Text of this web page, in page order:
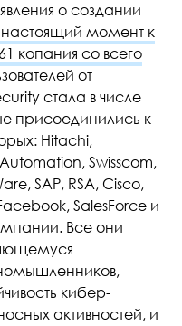
о создании
настоящий момент к
копания со всего
от
стала в числе
присоединились к
Hitachi,
Swisscom,
SAP, RSA, Cisco,
SalesForce и
Все они
кибер-
активностей, и